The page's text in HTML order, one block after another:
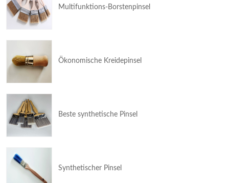
Multifunktions-Borstenpinsel
Ökonomische Kreidepinsel
Beste synthetische Pinsel
Synthetischer Pinsel